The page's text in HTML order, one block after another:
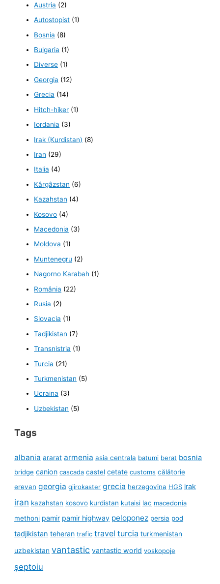
Austria (2)
Autostopist (1)
Bosnia (8)
Bulgaria (1)
Diverse (1)
Georgia (12)
Grecia (14)
Hitch-hiker (1)
Iordania (3)
Irak (Kurdistan) (8)
Iran (29)
Italia (4)
Kârgâzstan (6)
Kazahstan (4)
Kosovo (4)
Macedonia (3)
Moldova (1)
Muntenegru (2)
Nagorno Karabah (1)
România (22)
Rusia (2)
Slovacia (1)
Tadjikistan (7)
Transnistria (1)
Turcia (21)
Turkmenistan (5)
Ucraina (3)
Uzbekistan (5)
Tags
albania ararat armenia asia centrala batumi berat bosnia
bridge canion cascada castel cetate customs călătorie
erevan georgia gjirokaster grecia herzegovina HGS irak
iran kazahstan kosovo kurdistan kutaisi lac macedonia
methoni pamir pamir highway peloponez persia pod
tadjikistan teheran trafic travel turcia turkmenistan
uzbekistan vantastic vantastic world voskopoje
șeptoiu